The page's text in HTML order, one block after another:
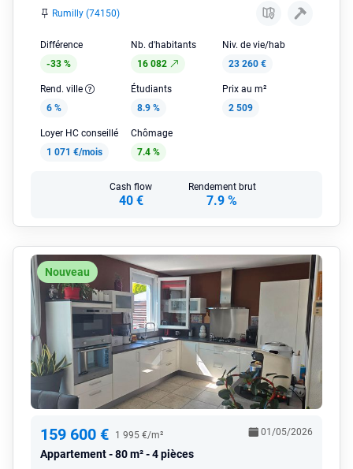
Rumilly (74150)
Différence
-33 %
Nb. d'habitants
16 082
Niv. de vie/hab
23 260 €
Rend. ville
6 %
Étudiants
8.9 %
Prix au m²
2 509
Loyer HC conseillé
1 071 €/mois
Chômage
7.4 %
Cash flow
40 €
Rendement brut
7.9 %
Nouveau
159 600 € 1 995 €/m²
Appartement 80 m² - 4 pièces
01/05/2026